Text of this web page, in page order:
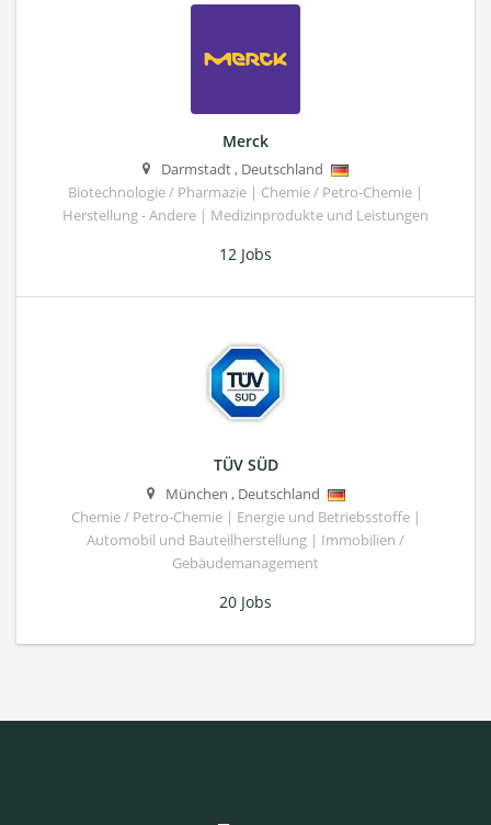
Merck
Darmstadt, Deutschland
Biotechnologie / Pharmazie | Chemie / Petro-Chemie |
Herstellung - Andere | Medizinprodukte und Leistungen
12 Jobs
TÜV SÜD
München , Deutschland
Chemie / Petro-Chemie | Energie und Betriebsstoffe |
Automobil und Bauteilherstellung | Immobilien /
Gebäudemanagement
20 Jobs